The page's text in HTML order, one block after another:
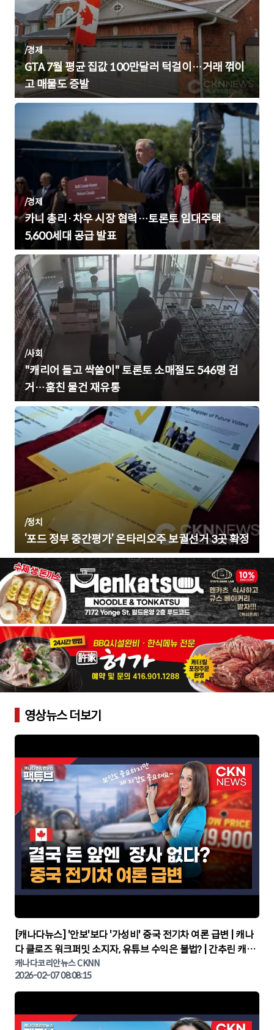
/경제
GTA 7월 평균 집값 100만달러 턱걸이…거래 꺾이
고 매물도 증발
/경제
카니 총리·차우 시장 협력…토론토 임대주택
5,600세대 공급 발표
/사회
"캐리어 들고 싹쓸이" 토론토 소매절도 546명 검
거…훔친 물건 재유통
/정치
‘포드 정부 중간평가’ 온타리오주 보궐선거 3곳 확정
영상뉴스 더보기
▶
[캐나다뉴스] '안보'보다 '가성비' 중국 전기차 여론 급변 | 캐나
다 클로즈 워크퍼밋 소지자, 유튜브 수익은 불법? | 간추린 캐나
다뉴스 | CKNNEWS, 캐나다코리안뉴스
캐나다코리안뉴스 CKNN
2026-02-07 08:08:15